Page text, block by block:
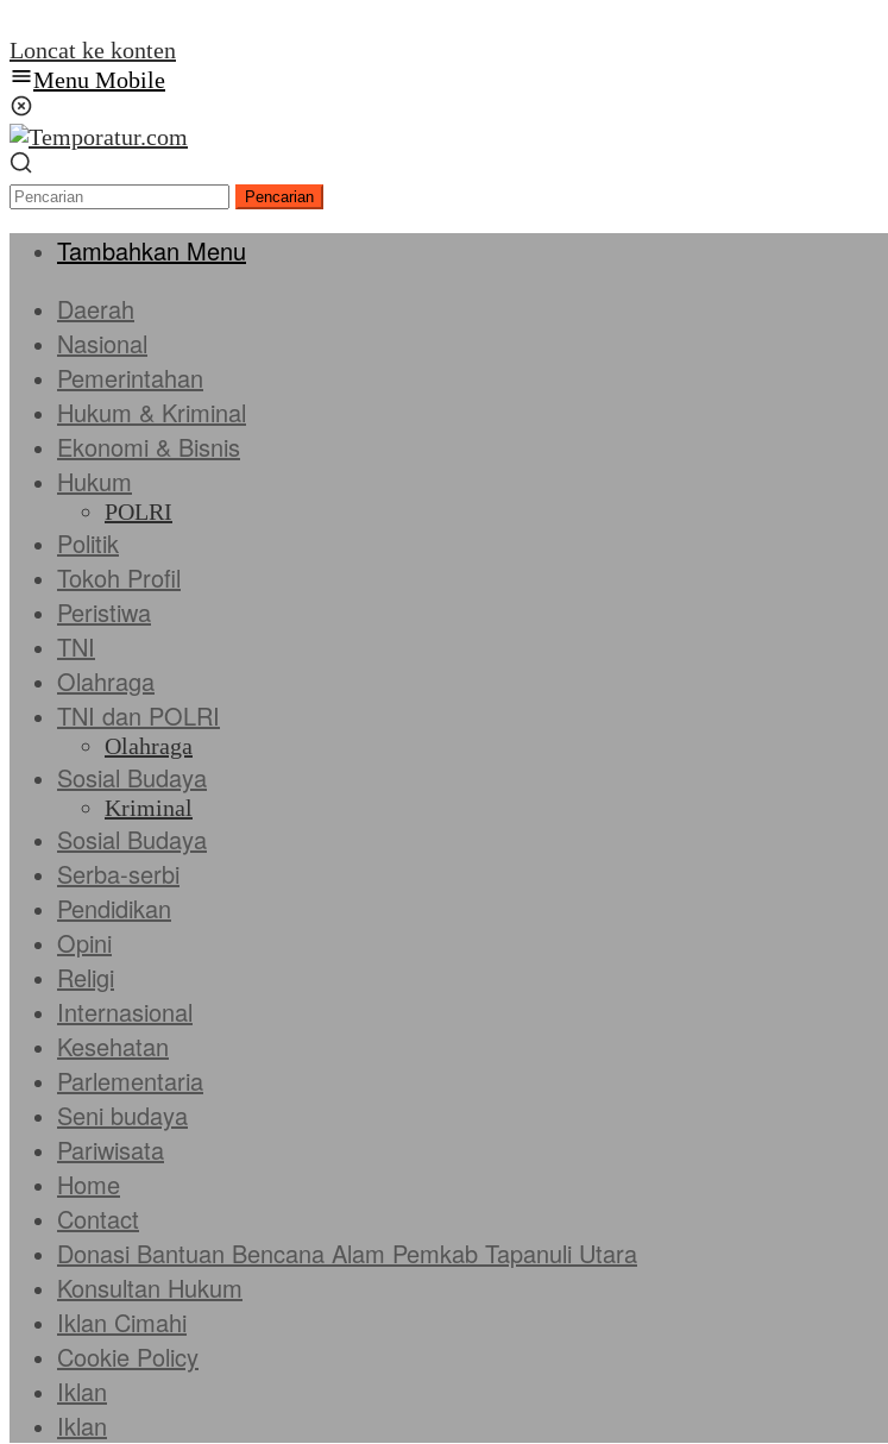
Loncat ke konten
Menu Mobile
Pencarian
Tambahkan Menu
Daerah
Nasional
Pemerintahan
Hukum & Kriminal
Ekonomi & Bisnis
Hukum
POLRI
Politik
Tokoh Profil
Peristiwa
TNI
Olahraga
TNI dan POLRI
Olahraga
Sosial Budaya
Kriminal
Sosial Budaya
Serba-serbi
Pendidikan
Opini
Religi
Internasional
Kesehatan
Parlementaria
Seni budaya
Pariwisata
Home
Contact
Donasi Bantuan Bencana Alam Pemkab Tapanuli Utara
Konsultan Hukum
Iklan Cimahi
Cookie Policy
Iklan
Iklan